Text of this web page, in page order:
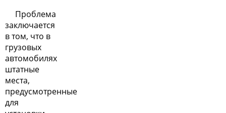
Проблема
заключается
в том, что в
грузовых
автомобилях
штатные
места,
предусмотренные
для